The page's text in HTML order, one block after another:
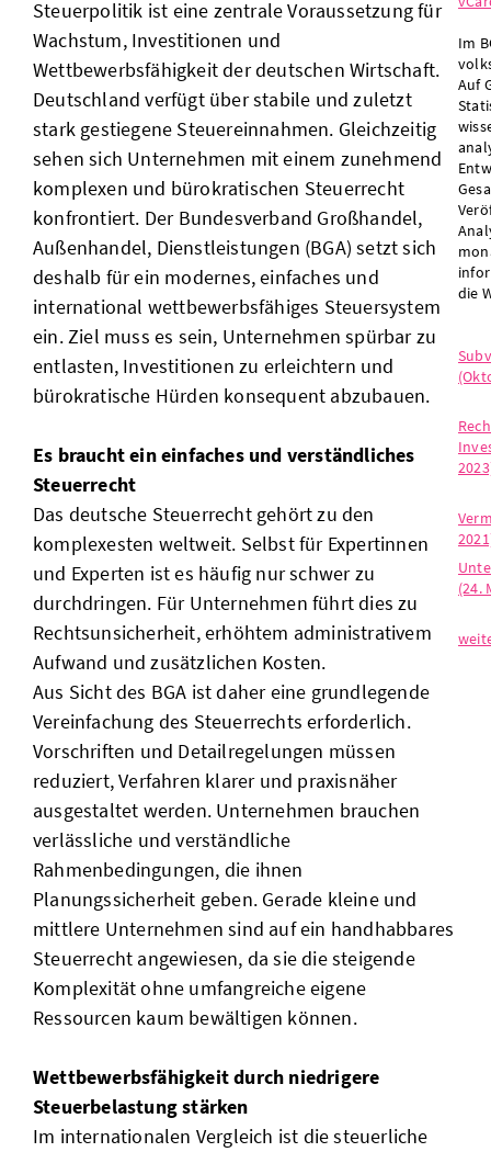
Steuerpolitik ist eine zentrale Voraussetzung für
Wachstum, Investitionen und
Wettbewerbsfähigkeit der deutschen Wirtschaft.
Deutschland verfügt über stabile und zuletzt
stark gestiegene Steuereinnahmen. Gleichzeitig
sehen sich Unternehmen mit einem zunehmend
komplexen und bürokratischen Steuerrecht
konfrontiert. Der Bundesverband Großhandel,
Außenhandel, Dienstleistungen (BGA) setzt sich
deshalb für ein modernes, einfaches und
international wettbewerbsfähiges Steuersystem
ein. Ziel muss es sein, Unternehmen spürbar zu
entlasten, Investitionen zu erleichtern und
bürokratische Hürden konsequent abzubauen.
Es braucht ein einfaches und verständliches
Steuerrecht
Das deutsche Steuerrecht gehört zu den
komplexesten weltweit. Selbst für Expertinnen
und Experten ist es häufig nur schwer zu
durchdringen. Für Unternehmen führt dies zu
Rechtsunsicherheit, erhöhtem administrativem
Aufwand und zusätzlichen Kosten.
Aus Sicht des BGA ist daher eine grundlegende
Vereinfachung des Steuerrechts erforderlich.
Vorschriften und Detailregelungen müssen
reduziert, Verfahren klarer und praxisnäher
ausgestaltet werden. Unternehmen brauchen
verlässliche und verständliche
Rahmenbedingungen, die ihnen
Planungssicherheit geben. Gerade kleine und
mittlere Unternehmen sind auf ein handhabbares
Steuerrecht angewiesen, da sie die steigende
Komplexität ohne umfangreiche eigene
Ressourcen kaum bewältigen können.
Wettbewerbsfähigkeit durch niedrigere
Steuerbelastung stärken
Im internationalen Vergleich ist die steuerliche
Im
Auf
die
(24.